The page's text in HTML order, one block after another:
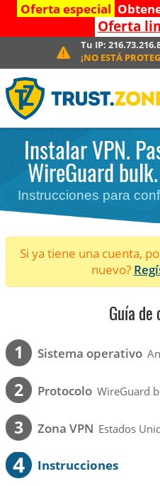
Oferta especial
Oferta
Tu IP:
¡NO ESTÁ
Instalar VPN.
WireGuard
Instrucciones para
Si ya tiene una cuenta,
nuevo?
Guía de
1 Sistema operativo
2 Protocolo WireGuard
3 Zona VPN Estados
4 Instrucciones